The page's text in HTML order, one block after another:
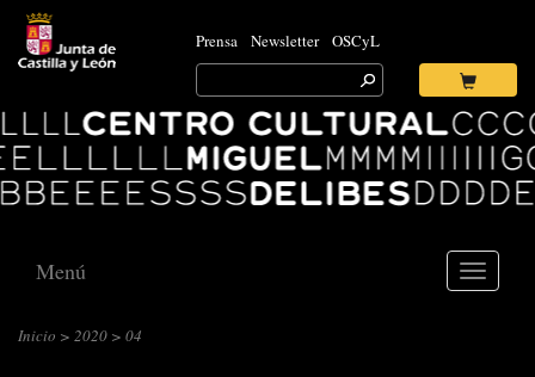
Prensa Newsletter OSCyL
Search
for:
Ok
Centro
Cultural
Miguel
Delibes
Toggle
Menú
CENTRO
Inicio > 2020 > 04